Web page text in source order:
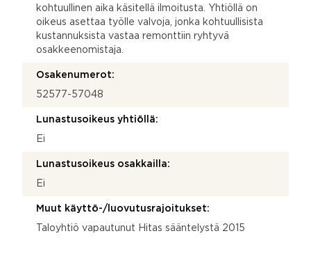
kohtuullinen aika käsitellä ilmoitusta. Yhtiöllä on
oikeus asettaa työlle valvoja, jonka kohtuullisista
kustannuksista vastaa remonttiin ryhtyvä
osakkeenomistaja.
Osakenumerot:
52577-57048
Lunastusoikeus yhtiöllä:
Ei
Lunastusoikeus osakkailla:
Ei
Muut käyttö-/luovutusrajoitukset:
Taloyhtiö vapautunut Hitas sääntelystä 2015